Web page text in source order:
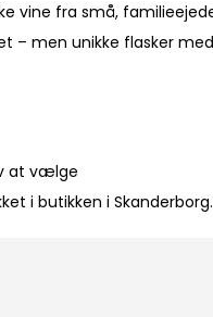
vine fra små,
– men unikke flasker
at vælge
i butikken i Skanderborg.